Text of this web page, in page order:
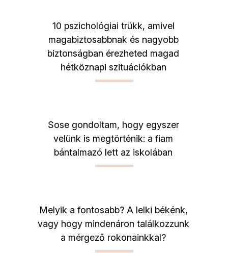
10 pszichológiai trükk, amivel
magabiztosabbnak és nagyobb
biztonságban érezheted magad
hétköznapi szituációkban
Sose gondoltam, hogy egyszer
velünk is megtörténik: a fiam
bántalmazó lett az iskolában
Melyik a fontosabb? A lelki békénk,
vagy hogy mindenáron találkozzunk
a mérgező rokonainkkal?